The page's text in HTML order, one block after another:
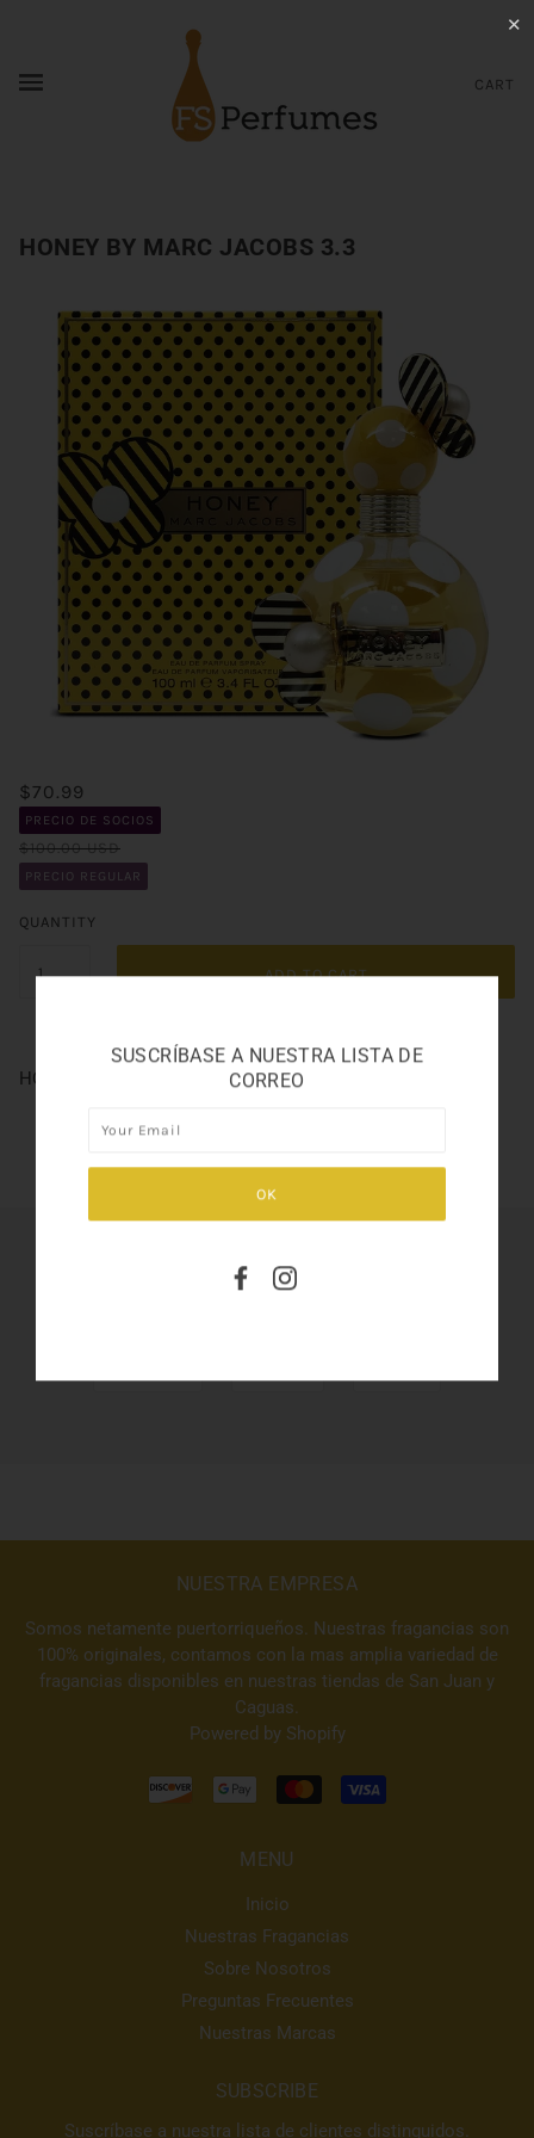
CART
HONEY BY MARC JACOBS 3.3
$70.99
PRECIO DE SOCIOS
$100.00 USD
PRECIO REGULAR
QUANTITY
ADD TO CART
HONEY BY MARC JACOBS 3.3
SHARE THIS
NUESTRA EMPRESA
Somos netamente puertorriqueños. Nuestras fragancias son
100% originales, contamos con la mas amplia variedad de
fragancias disponibles en nuestras tiendas de San Juan y
Caguas.
Powered by Shopify
MENU
Inicio
Nuestras Fragancias
Sobre Nosotros
Preguntas Frecuentes
Nuestras Marcas
SUBSCRIBE
Suscríbase a nuestra lista de clientes distinguidos.
✕
SUSCRÍBASE A NUESTRA LISTA DE
CORREO